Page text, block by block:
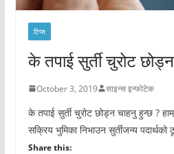
टिप्स
के तपाई सुर्ती चुरोट
October 3, 2019 साइन्स इन्फोटेक
के तपाई सुर्ती चुरोट छोड्न चाहनु हुन्छ ?
सक्रिय भुमिका निभाउन सुर्तीजन्य पदार्थको
Share this: